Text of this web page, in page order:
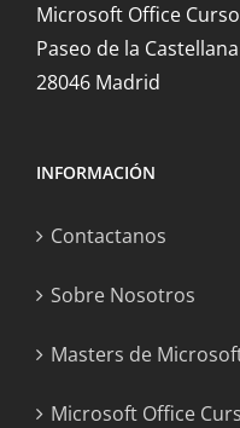
Microsoft Office
Paseo de la
28046 Madrid
INFORMACIÓN
Contactanos
Sobre Nosotros
Masters de
Microsoft Office